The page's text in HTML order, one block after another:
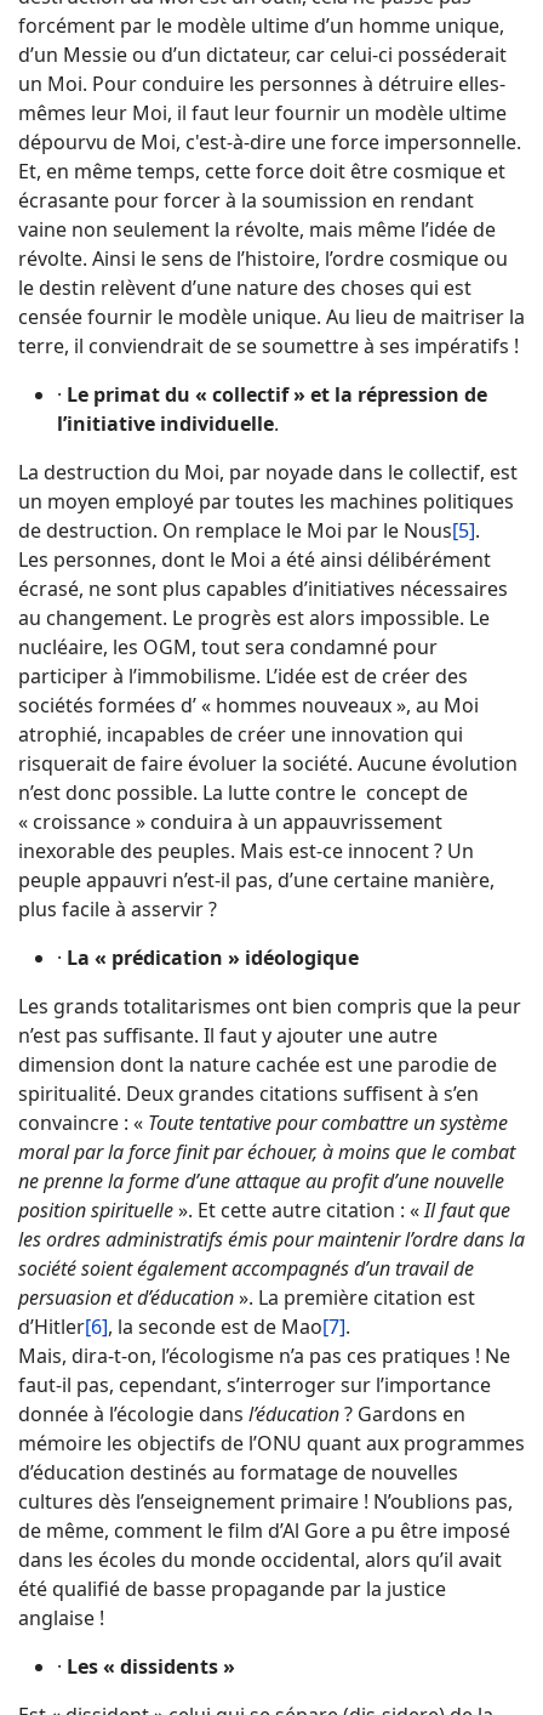
forcément par le modèle ultime d’un homme unique,
d’un Messie ou d’un dictateur, car celui-ci posséderait
un Moi. Pour conduire les personnes à détruire elles-
mêmes leur Moi, il faut leur fournir un modèle ultime
dépourvu de Moi, c'est-à-dire une force impersonnelle.
Et, en même temps, cette force doit être cosmique et
écrasante pour forcer à la soumission en rendant
vaine non seulement la révolte, mais même l’idée de
révolte. Ainsi le sens de l’histoire, l’ordre cosmique ou
le destin relèvent d’une nature des choses qui est
censée fournir le modèle unique. Au lieu de maitriser la
terre, il conviendrait de se soumettre à ses impératifs !
· Le primat du « collectif » et la répression de
l’initiative individuelle.
La destruction du Moi, par noyade dans le collectif, est
un moyen employé par toutes les machines politiques
de destruction. On remplace le Moi par le Nous[5].
Les personnes, dont le Moi a été ainsi délibérément
écrasé, ne sont plus capables d’initiatives nécessaires
au changement. Le progrès est alors impossible. Le
nucléaire, les OGM, tout sera condamné pour
participer à l’immobilisme. L’idée est de créer des
sociétés formées d’ « hommes nouveaux », au Moi
atrophié, incapables de créer une innovation qui
risquerait de faire évoluer la société. Aucune évolution
n’est donc possible. La lutte contre le concept de
« croissance » conduira à un appauvrissement
inexorable des peuples. Mais est-ce innocent ? Un
peuple appauvri n’est-il pas, d’une certaine manière,
plus facile à asservir ?
· La « prédication » idéologique
Les grands totalitarismes ont bien compris que la peur
n’est pas suffisante. Il faut y ajouter une autre
dimension dont la nature cachée est une parodie de
spiritualité. Deux grandes citations suffisent à s’en
convaincre : « Toute tentative pour combattre un système
moral par la force finit par échouer, à moins que le combat
ne prenne la forme d’une attaque au profit d’une nouvelle
position spirituelle». Et cette autre citation : «Il faut que
les ordres administratifs émis pour maintenir l’ordre dans la
société soient également accompagnés d’un travail de
persuasion et d’éducation». La première citation est
d’Hitler[6], la seconde est de Mao[7].
Mais, dira-t-on, l’écologisme n’a pas ces pratiques ! Ne
faut-il pas, cependant, s’interroger sur l’importance
donnée à l’écologie dans l’éducation? Gardons en
mémoire les objectifs de l’ONU quant aux programmes
d’éducation destinés au formatage de nouvelles
cultures dès l’enseignement primaire ! N’oublions pas,
de même, comment le film d’Al Gore a pu être imposé
dans les écoles du monde occidental, alors qu’il avait
été qualifié de basse propagande par la justice
anglaise !
· Les « dissidents »